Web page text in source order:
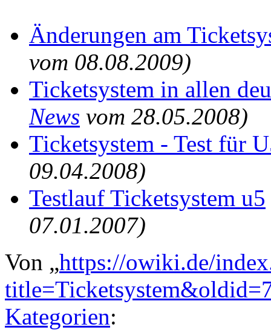
Änderungen am
vom 08.08.2009)
Ticketsystem in allen
News vom 28.05.2008)
Ticketsystem - Test für
09.04.2008)
Testlauf Ticketsystem u5
07.01.2007)
Von „https://owiki.de/
Kategorien: